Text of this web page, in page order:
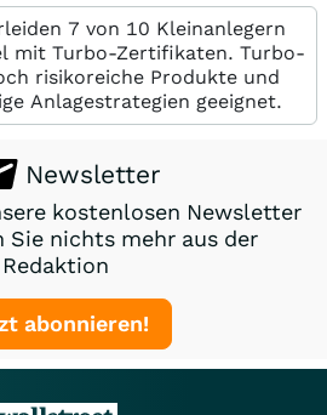
7 von 10 Kleinanlegern
mit Turbo-Zertifikaten. Turbo-
risikoreiche Produkte und
Anlagestrategien geeignet.
Newsletter
kostenlosen Newsletter
Sie nichts mehr aus der
Redaktion
abonnieren!